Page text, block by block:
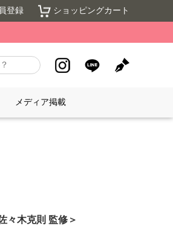
登録 ショッピングカート
メディア掲載
々木克則 監修＞